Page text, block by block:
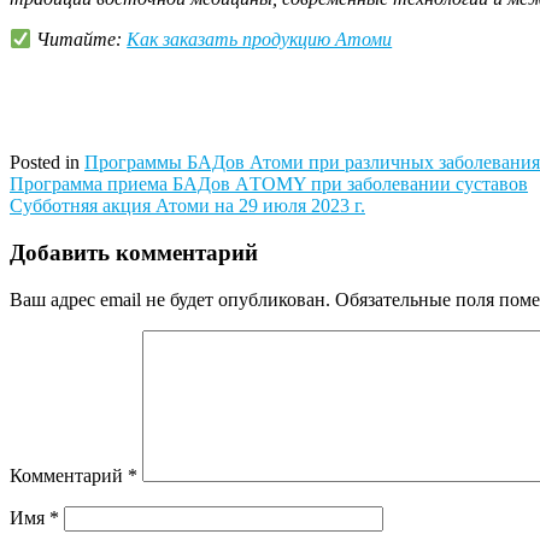
Читайте:Как заказать продукцию Атоми
Posted in Программы БАДов Атоми при различных
Навигация
по
записям
Программа приема БАДов АTOMY при заболевании суставов
Субботняя акция Атоми на 29 июля 2023 г.
Добавить комментарий
Ваш адрес email не будет опубликован. Обязательные поля
Комментарий *
Имя *